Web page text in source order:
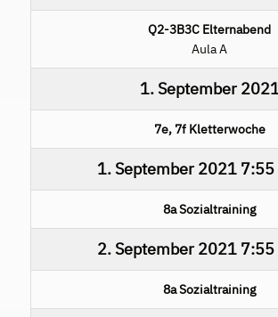
Q2-3B3C Elternabend
Aula A
1. September
7e, 7f Kletterwoche
1. September 2021 7:55
8a Sozialtraining
2. September 2021 7:55
8a Sozialtraining